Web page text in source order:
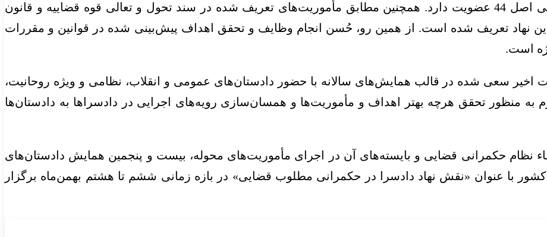
عالی رقابت و شورای عالی اجرای سیاست‌های کلی اصل 44 عضویت دارد. همچنین مطابق مأموریت‌های تعریف شده در سند تحول و تعالی قوه قضاییه و قانون
این نهاد تعریف شده است. از همین رو، حُسن انجام وظایف و تحقق اهداف پیش‌بینی شده در قوانین و مقررات
است.
سعی شده در قالب همایش‌های سالانه با حضور دادستان‌های عمومی و انقلاب، نظامی و ویژه روحانیت،
به منظور تحقق هرچه بهتر اهداف و مأموریت‌ها و همسان‌سازی رویه‌های اجرایی در دادسرا‌ها به دادستان‌ها
نظام حکمرانی قضایی و بایسته‌های آن در اجرای مأموریت‌های محوله، بیست و پنجمین همایش دادستان‌های
با عنوان «نقش نهاد دادسرا در حکمرانی مطلوب قضایی» در بازه زمانی ششم تا هشتم بهمن‌ماه برگزار